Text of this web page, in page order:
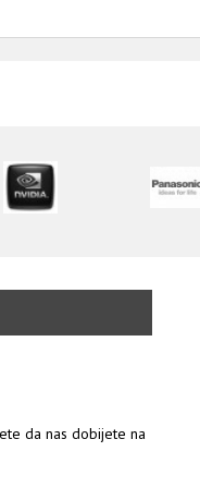
da nas dobijete na